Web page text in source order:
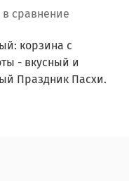
сравнение
корзина с
- вкусный и
Праздник Пасхи.